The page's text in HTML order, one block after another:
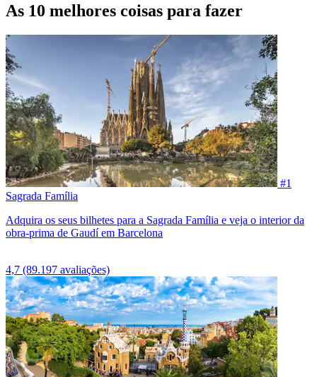
As 10 melhores coisas para fazer
#1
Sagrada Família
Adquira os seus bilhetes para a Sagrada Família e veja o interior da
obra-prima de Gaudí em Barcelona
4,7 (89.197 avaliações)